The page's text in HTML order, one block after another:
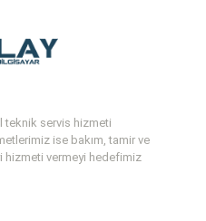
teknik servis hizmeti
ise bakım, tamir ve
hizmeti vermeyi hedefimiz